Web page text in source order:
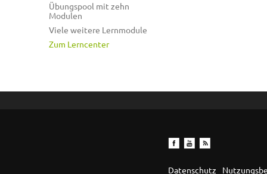
Übungspool mit zehn
Modulen
Viele weitere Lernmodule
Zum Lerncenter
Datenschutz